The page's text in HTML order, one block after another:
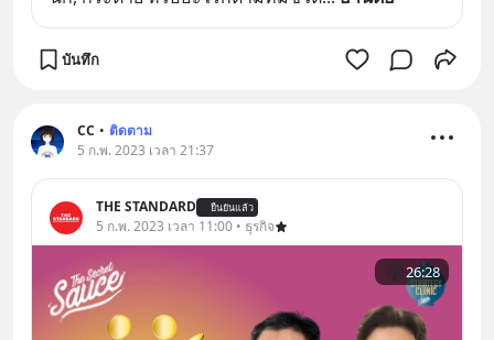
บันทึก
CC • ติดตาม
5 ก.พ. 2023 เวลา 21:37
THE STANDARD ยืนยันแล้ว
5 ก.พ. 2023 เวลา 11:00 • ธุรกิจ
26:28